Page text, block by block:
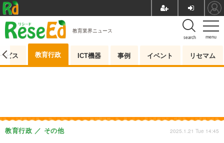
menu
search
教育業界ニュース
ビス 教育行政 ICT機器 事例 イベント リセマム
教育行政 その他 2025.1.21 Tue 14:45